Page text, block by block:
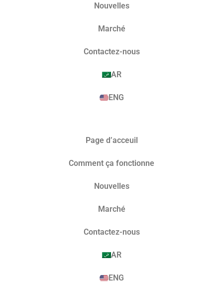
Nouvelles
Marché​
Contactez-nous
AR
ENG
Page d’acceuil
Comment ça fonctionne
Nouvelles
Marché​
Contactez-nous
AR
ENG